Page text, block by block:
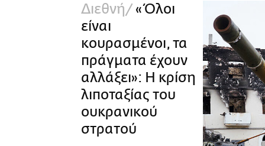
ΑΜΠΑ
Tech &
Science
European Lifo
Διεθνή
«Όλοι
είναι
κουρασμένοι, τα
πράγματα έχουν
αλλάξει»: Η κρίση
λιποταξίας του
ουκρανικού
στρατού